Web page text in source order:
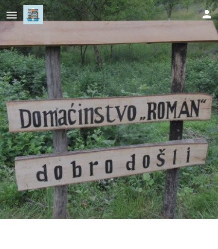
Country House Roman